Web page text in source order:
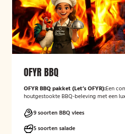
OFYR BBQ
OFYR BBQ pakket (Let’s OFYR):Een
houtgestookte BBQ-beleving met een
benodigdheden en volledig verzorgd in
9 soorten BBQ vlees
5 soorten salade